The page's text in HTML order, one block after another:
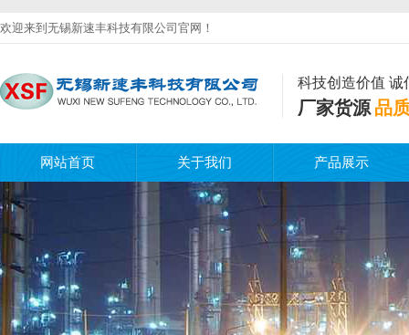
欢迎来到无锡新速丰科技有限公司官网！
科技创造价值 诚
厂家货源 品
网站首页 关于我们 产品展示